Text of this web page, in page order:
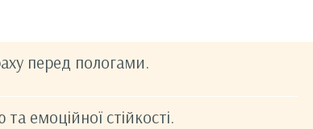
перед пологами.
емоційної стійкості.